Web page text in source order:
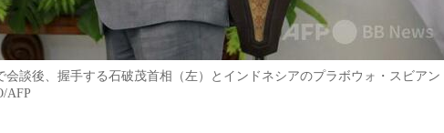
談後、握手する石破茂首相（左）とインドネシアのプラボウォ・スビアン
AFP